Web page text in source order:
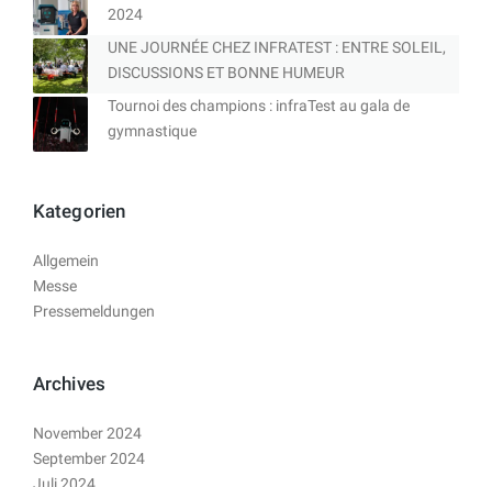
2024
UNE JOURNÉE CHEZ INFRATEST : ENTRE SOLEIL,
DISCUSSIONS ET BONNE HUMEUR
Tournoi des champions : infraTest au gala de
gymnastique
Kategorien
Allgemein
Messe
Pressemeldungen
Archives
November 2024
September 2024